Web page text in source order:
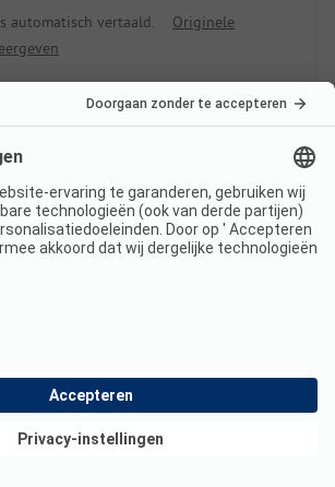
automatisch vertaald.
Originele
beoordeling
10
Bekijk deals